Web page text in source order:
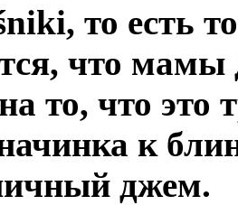
то есть
что мамы
то, что это
к
джем.